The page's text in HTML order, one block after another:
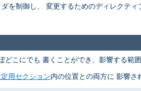
を制御し、 変更するためのディレクテ
どこにでも 書くことができ、影響する範
用セクション内の位置との両方に 影響さ